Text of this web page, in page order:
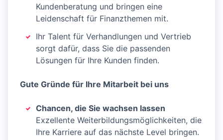
Kundenberatung und bringen eine
Leidenschaft für Finanzthemen mit.
Ihr Talent für Verhandlungen und Vertrieb
sorgt dafür, dass Sie die passenden
Lösungen für Ihre Kunden finden.
Gute Gründe für Ihre Mitarbeit bei uns
Chancen, die Sie wachsen lassen
Exzellente Weiterbildungsmöglichkeiten, die
Ihre Karriere auf das nächste Level bringen.